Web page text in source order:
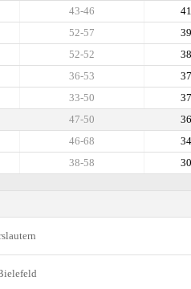
41
43-46
39
52-57
38
52-52
37
36-53
37
33-50
36
47-50
34
46-68
30
38-58